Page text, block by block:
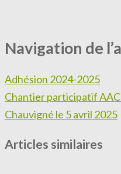
Navigation de
Adhésion 2024-2025
Chantier participatif
Chauvigné le 5 avril 2025
Articles similaires